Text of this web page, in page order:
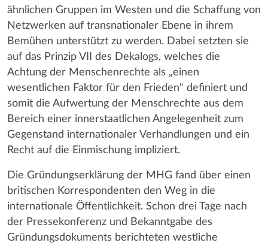
ähnlichen Gruppen im Westen und die Schaffung von
Netzwerken auf transnationaler Ebene in ihrem
Bemühen unterstützt zu werden. Dabei setzten sie
auf das Prinzip VII des Dekalogs, welches die
Achtung der Menschenrechte als „einen
wesentlichen Faktor für den Frieden“ definiert und
somit die Aufwertung der Menschrechte aus dem
Bereich einer innerstaatlichen Angelegenheit zum
Gegenstand internationaler Verhandlungen und ein
Recht auf die Einmischung impliziert.
Die Gründungserklärung der MHG fand über einen
britischen Korrespondenten den Weg in die
internationale Öffentlichkeit. Schon drei Tage nach
der Pressekonferenz und Bekanntgabe des
Gründungsdokuments berichteten westliche